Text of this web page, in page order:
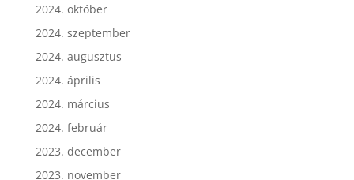
2024. október
2024. szeptember
2024. augusztus
2024. április
2024. március
2024. február
2023. december
2023. november